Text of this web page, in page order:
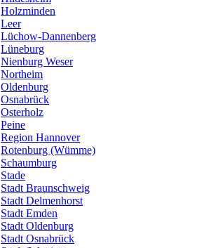
Holzminden
Leer
Lüchow-Dannenberg
Lüneburg
Nienburg Weser
Northeim
Oldenburg
Osnabrück
Osterholz
Peine
Region Hannover
Rotenburg (Wümme)
Schaumburg
Stade
Stadt Braunschweig
Stadt Delmenhorst
Stadt Emden
Stadt Oldenburg
Stadt Osnabrück